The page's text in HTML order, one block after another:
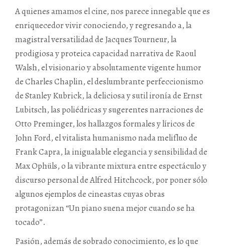
A quienes amamos el cine, nos parece innegable que es
enriquecedor vivir conociendo, y regresando a, la
magistral versatilidad de Jacques Tourneur, la
prodigiosa y proteica capacidad narrativa de Raoul
Walsh, el visionario y absolutamente vigente humor
de Charles Chaplin, el deslumbrante perfeccionismo
de Stanley Kubrick, la deliciosa y sutil ironía de Ernst
Lubitsch, las poliédricas y sugerentes narraciones de
Otto Preminger, los hallazgos formales y líricos de
John Ford, el vitalista humanismo nada melifluo de
Frank Capra, la inigualable elegancia y sensibilidad de
Max Ophüls, o la vibrante mixtura entre espectáculo y
discurso personal de Alfred Hitchcock, por poner sólo
algunos ejemplos de cineastas cuyas obras
protagonizan “Un piano suena mejor cuando se ha
tocado”.
Pasión, además de sobrado conocimiento, es lo que